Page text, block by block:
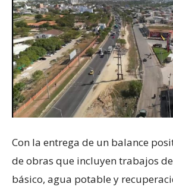
Con la entrega de un balance
de obras que incluyen trabajos
básico, agua potable y